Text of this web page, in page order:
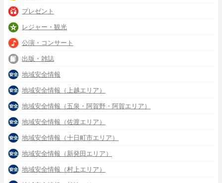
プレゼント
レジャー・観光
公演・コンサート
出版・雑誌
地域安全情報
地域安全情報（上越エリア）
地域安全情報（五泉・阿賀野・阿賀エリア）
地域安全情報（佐渡エリア）
地域安全情報（十日町市エリア）
地域安全情報（新発田エリア）
地域安全情報（村上エリア）